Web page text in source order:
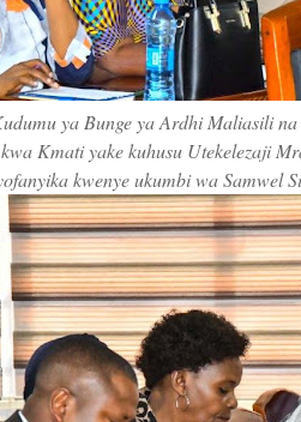
ya Bunge ya Ardhi Maliasili
Kmati yake kuhusu Utekelezaji
kwenye ukumbi wa Samwel